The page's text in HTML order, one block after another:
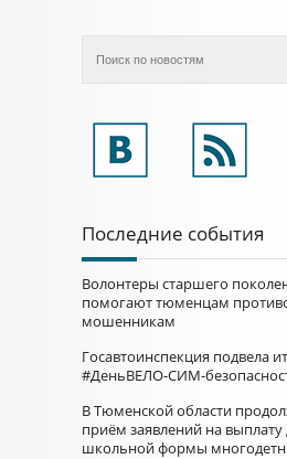
Последние события
Волонтеры старшего
помогают тюменцам
мошенникам
Госавтоинспекция подвела
#ДеньВЕЛО-СИМ-
В Тюменской области
приём заявлений на выплату
школьной формы